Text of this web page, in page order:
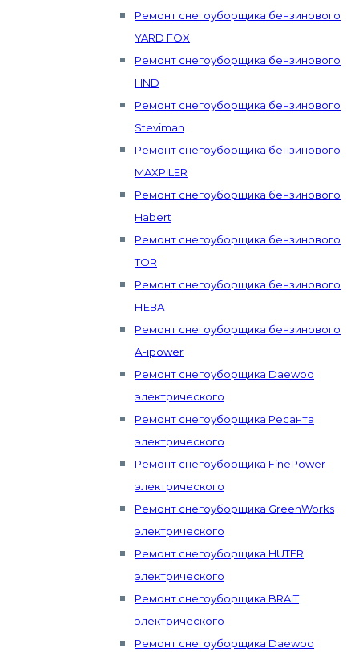
Ремонт снегоуборщика бензинового
YARD FOX
Ремонт снегоуборщика бензинового
HND
Ремонт снегоуборщика бензинового
Steviman
Ремонт снегоуборщика бензинового
MAXPILER
Ремонт снегоуборщика бензинового
Habert
Ремонт снегоуборщика бензинового
TOR
Ремонт снегоуборщика бензинового
НЕВА
Ремонт снегоуборщика бензинового
А-ipower
Ремонт снегоуборщика Daewoo
электрического
Ремонт снегоуборщика Ресанта
электрического
Ремонт снегоуборщика FinePower
электрического
Ремонт снегоуборщика GreenWorks
электрического
Ремонт снегоуборщика HUTER
электрического
Ремонт снегоуборщика BRAIT
электрического
Ремонт снегоуборщика Daewoo